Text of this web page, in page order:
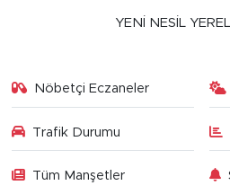
YENİ NESİL
Nöbetçi Eczaneler
Trafik Durumu
Tüm Manşetler